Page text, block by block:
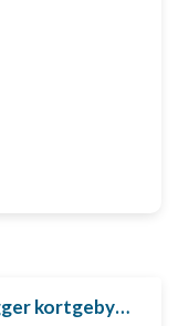
PSD2 forbyder, at du lægger kortgebyret ud til dine kunder fra 1. januar 2018